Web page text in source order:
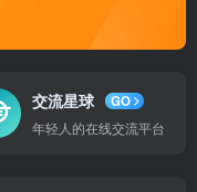
交流星球
GO
年轻人的在线交流平台